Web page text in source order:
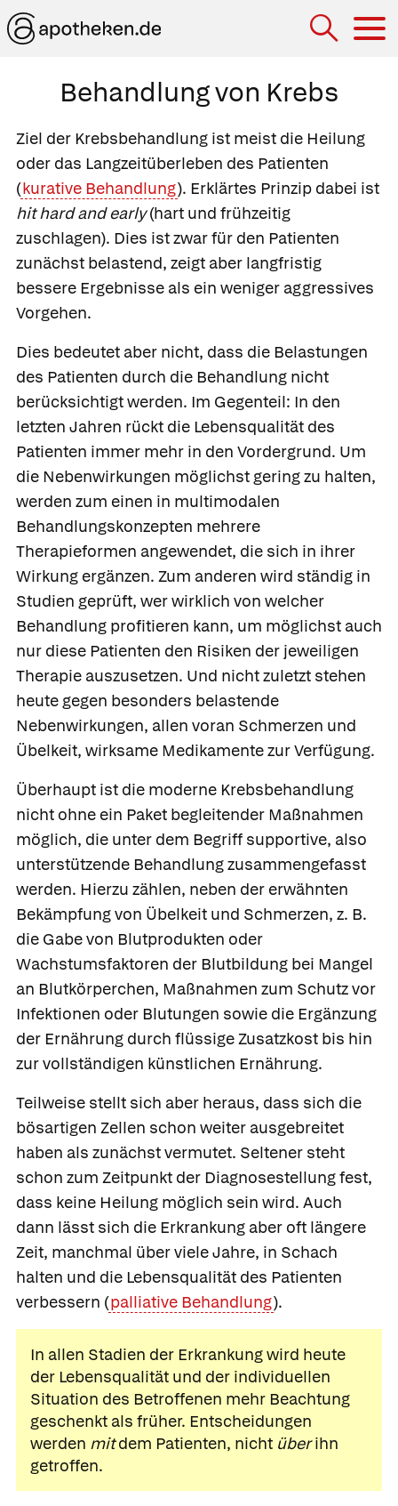
Behandlung von Krebs
Ziel der Krebsbehandlung ist meist die Heilung
oder das Langzeitüberleben des Patienten
(kurative Behandlung). Erklärtes Prinzip dabei ist
hit hard and early(hart und frühzeitig
zuschlagen). Dies ist zwar für den Patienten
zunächst belastend, zeigt aber langfristig
bessere Ergebnisse als ein weniger aggressives
Vorgehen.
Dies bedeutet aber nicht, dass die Belastungen
des Patienten durch die Behandlung nicht
berücksichtigt werden. Im Gegenteil: In den
letzten Jahren rückt die Lebensqualität des
Patienten immer mehr in den Vordergrund. Um
die Nebenwirkungen möglichst gering zu halten,
werden zum einen in multimodalen
Behandlungskonzepten mehrere
Therapieformen angewendet, die sich in ihrer
Wirkung ergänzen. Zum anderen wird ständig in
Studien geprüft, wer wirklich von welcher
Behandlung profitieren kann, um möglichst auch
nur diese Patienten den Risiken der jeweiligen
Therapie auszusetzen. Und nicht zuletzt stehen
heute gegen besonders belastende
Nebenwirkungen, allen voran Schmerzen und
Übelkeit, wirksame Medikamente zur Verfügung.
Überhaupt ist die moderne Krebsbehandlung
nicht ohne ein Paket begleitender Maßnahmen
möglich, die unter dem Begriff supportive, also
unterstützende Behandlung zusammengefasst
werden. Hierzu zählen, neben der erwähnten
Bekämpfung von Übelkeit und Schmerzen, z. B.
die Gabe von Blutprodukten oder
Wachstumsfaktoren der Blutbildung bei Mangel
an Blutkörperchen, Maßnahmen zum Schutz vor
Infektionen oder Blutungen sowie die Ergänzung
der Ernährung durch flüssige Zusatzkost bis hin
zur vollständigen künstlichen Ernährung.
Teilweise stellt sich aber heraus, dass sich die
bösartigen Zellen schon weiter ausgebreitet
haben als zunächst vermutet. Seltener steht
schon zum Zeitpunkt der Diagnosestellung fest,
dass keine Heilung möglich sein wird. Auch
dann lässt sich die Erkrankung aber oft längere
Zeit, manchmal über viele Jahre, in Schach
halten und die Lebensqualität des Patienten
verbessern (palliative Behandlung).
In allen Stadien der Erkrankung wird heute
der Lebensqualität und der individuellen
Situation des Betroffenen mehr Beachtung
geschenkt als früher. Entscheidungen
werden mitdem Patienten, nicht überihn
getroffen.